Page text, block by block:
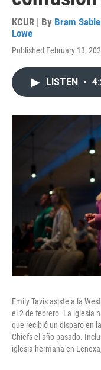
KCUR | By Bram
Lowe
Published February 13,
LISTEN •
Emily Tavis asiste a la
el 2 de febrero. La iglesia
que recibió un disparo en
Chiefs el año pasado.
iglesia hermana en